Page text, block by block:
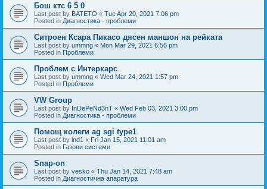
Бош ктс 6 5 0
Last post by BATETO « Tue Apr 20, 2021 7:06 pm
Posted in Диагностика - проблеми
Ситроен Ксара Пикасо дясен маншон на рейката
Last post by ummng « Mon Mar 29, 2021 6:56 pm
Posted in Проблеми
Проблем с Интеркарс
Last post by ummng « Wed Mar 24, 2021 1:57 pm
Posted in Проблеми
VW Group
Last post by InDePeNd3nT « Wed Feb 03, 2021 3:00 pm
Posted in Диагностика - проблеми
Помощ колеги ag sgi type1
Last post by lnd1 « Fri Jan 15, 2021 11:01 am
Posted in Газови системи
Snap-on
Last post by vesko « Thu Jan 14, 2021 7:48 am
Posted in Диагностична апаратура